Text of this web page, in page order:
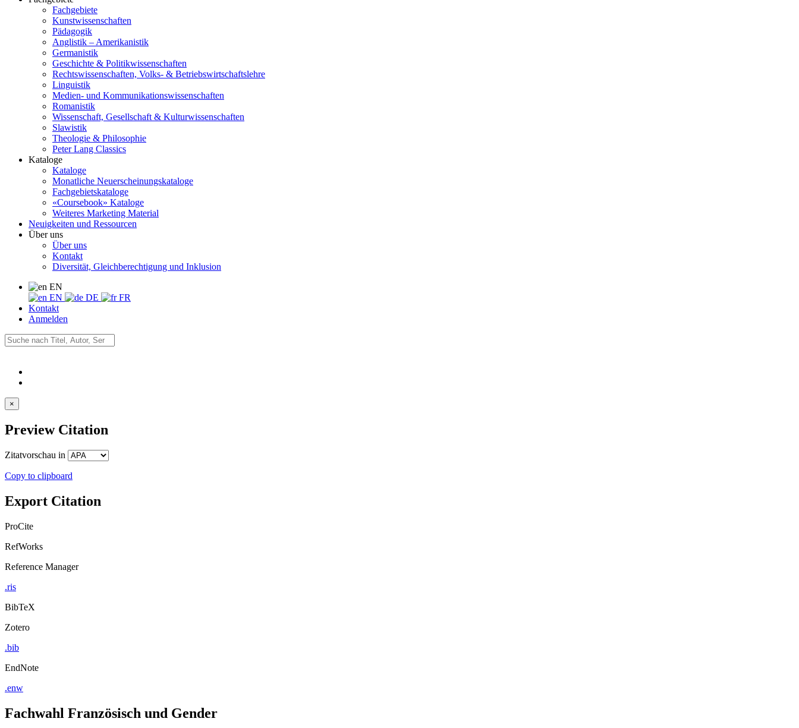
Fachgebiete
Kunstwissenschaften
Pädagogik
Anglistik – Amerikanistik
Germanistik
Geschichte & Politikwissenschaften
Rechtswissenschaften, Volks- & Betriebswirtschaftslehre
Linguistik
Medien- und Kommunikationswissenschaften
Romanistik
Wissenschaft, Gesellschaft & Kulturwissenschaften
Slawistik
Theologie & Philosophie
Peter Lang Classics
Kataloge
Kataloge
Monatliche Neuerscheinungskataloge
Fachgebietskataloge
«Coursebook» Kataloge
Weiteres Marketing Material
Neuigkeiten und Ressourcen
Über uns
Über uns
Kontakt
Diversität, Gleichberechtigung und Inklusion
EN
EN
DE
FR
Kontakt
Anmelden
×
Preview Citation
Zitatvorschau in
Copy to clipboard
Export Citation
ProCite
RefWorks
Reference Manager
.ris
BibTeX
Zotero
.bib
EndNote
.enw
Fachwahl Französisch und Gender